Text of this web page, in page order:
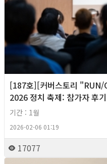
[187호][커버스토리
2026 정치 축제: 참가자 후기
기간 : 1월
2026-02-06 01:19
17077